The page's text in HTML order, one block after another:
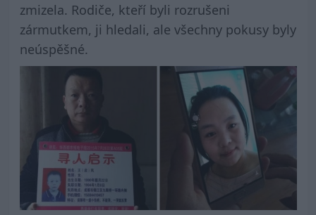
zmizela. Rodiče, kteří byli rozrušeni
zármutkem, ji hledali, ale všechny pokusy byly
neúspěšné.